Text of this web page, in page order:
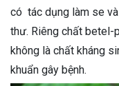
có tác dụng làm se
thư. Riêng chất betel-
không là chất kháng
khuẩn gây bệnh.